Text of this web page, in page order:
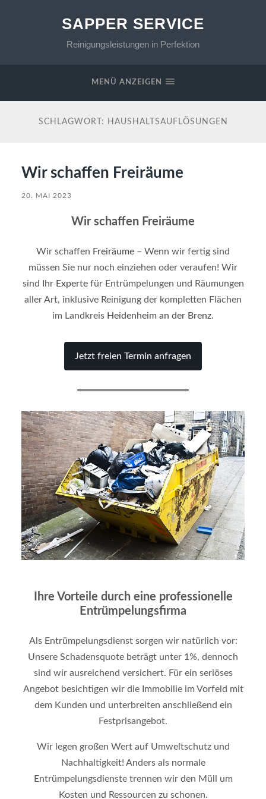
SAPPER SERVICE
Reinigungsleistungen in Perfektion
MENÜ ANZEIGEN
SCHLAGWORT: HAUSHALTSAUFLÖSUNGEN
Wir schaffen Freiräume
20. MAI 2023
Wir schaffen Freiräume
Wir schaffen Freiräume – Wenn wir fertig sind
müssen Sie nur noch einziehen oder veraufen! Wir
sind Ihr Expertefür Entrümpelungen und Räumungen
aller Art, inklusive Reinigung der kompletten Flächen
im Landkreis Heidenheim an der Brenz.
Jetzt freien Termin anfragen
Ihre Vorteile durch eine professionelle
Entrümpelungsfirma
Als Entrümpelungsdienst sorgen wir natürlich vor:
Unsere Schadensquote beträgt unter 1%, dennoch
sind wir ausreichend versichert. Für ein seriöses
Angebot besichtigen wir die Immobilie im Vorfeld mit
dem Kunden und unterbreiten anschließend ein
Festprisangebot.
Wir legen großen Wert auf Umweltschutz und
Nachhaltigkeit! Anders als normale
Entrümpelungsdienste trennen wir den Müll um
Kosten und Ressourcen zu schonen.